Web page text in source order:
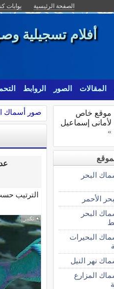
الصفحة الرئيسية بوابات
أفلام تسجيلية
المقالات الصور الروابط
صور أسماك
عدد 179
الترتيب
تكبير
موقع خاص
لأمانى إسماعيل
»
البحر
الأحمر
البحر
البحيرات
نهر النيل
المزارع